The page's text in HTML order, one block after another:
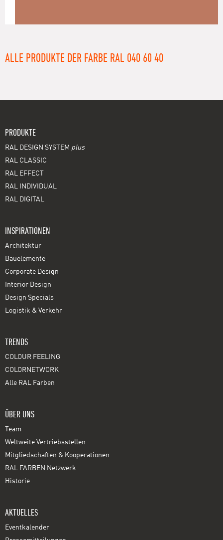
ALLE PRODUKTE DER FARBE RAL 040 60 40
PRODUKTE
RAL DESIGN SYSTEM plus
RAL CLASSIC
RAL EFFECT
RAL INDIVIDUAL
RAL DIGITAL
INSPIRATIONEN
Architektur
Bauelemente
Corporate Design
Interior Design
Design Specials
Logistik & Verkehr
TRENDS
COLOUR FEELING
COLORNETWORK
Alle RAL Farben
ÜBER UNS
Team
Weltweite Vertriebsstellen
Mitgliedschaften & Kooperationen
RAL FARBEN Netzwerk
Historie
AKTUELLES
Eventkalender